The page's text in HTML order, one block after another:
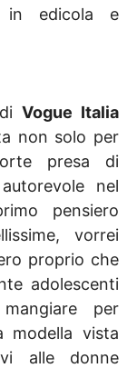
in edicola e
Vogue Italia
non solo per
presa di
nel
pensiero
vorrei
proprio che
adolescenti
per
modella vista
alle donne